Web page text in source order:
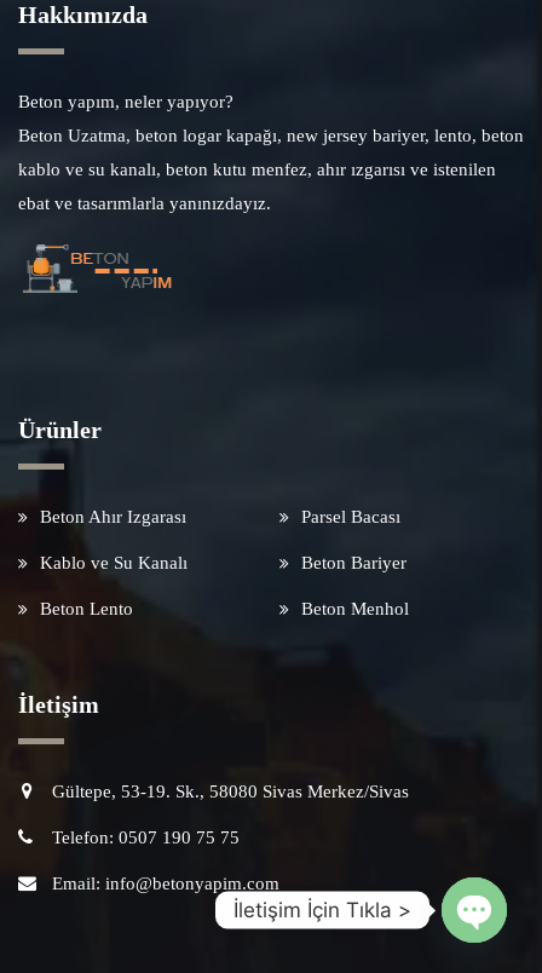
Hakkımızda
Beton yapım, neler yapıyor?
Beton Uzatma, beton logar kapağı, new jersey bariyer, lento, beton
kablo ve su kanalı, beton kutu menfez, ahır ızgarısı ve istenilen
ebat ve tasarımlarla yanınızdayız.
Ürünler
Beton Ahır Izgarası Parsel Bacası
Kablo ve Su Kanalı Beton Bariyer
Beton Lento Beton Menhol
İletişim
Gültepe, 53-19. Sk., 58080 Sivas Merkez/Sivas
Telefon: 0507 190 75 75
Email: info@betonyapim.com
İletişim İçin Tıkla >